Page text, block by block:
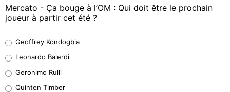
Mercato - Ça bouge à l’OM : Qui doit être le prochain
joueur à partir cet été ?
38%
32%
Geoffrey Kondogbia
Leonardo Balerdi
Geronimo Rulli
Quinten Timber